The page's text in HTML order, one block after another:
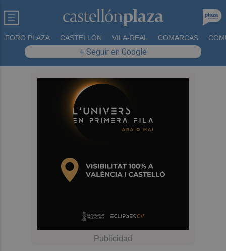
FORO PLAZA CASTELLÓN VILA-REAL COMARCAS
+ Seguir en Google